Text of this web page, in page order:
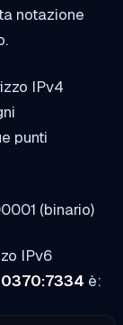
notazione
IPv4
punti
(binario)
IPv6
è: